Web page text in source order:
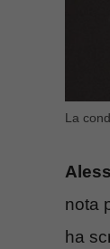
La
nota
ha